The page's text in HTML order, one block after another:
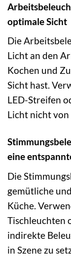
optimale Sicht
Die
Licht an den
Kochen und
Sicht hast.
LED-Streifen
Licht nicht
eine
Die
gemütliche
Küche.
Tischleuchten
indirekte
in Szene zu